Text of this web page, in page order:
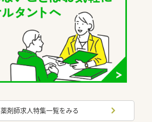
薬剤師求人特集一覧をみる